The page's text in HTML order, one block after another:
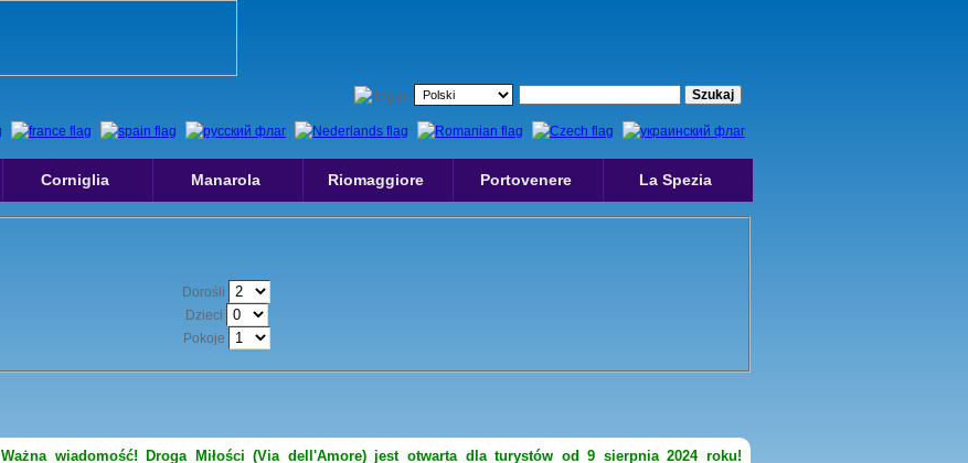
Corniglia Manarola Riomaggiore Portovenere La Spezia
Dorośli
Dzieci
Pokoje
Ważna wiadomość! Droga Miłości (Via dell'Amore) jest otwarta dla turystów od 9 sierpnia 2024 roku!